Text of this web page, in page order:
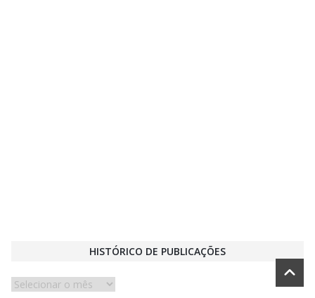
HISTÓRICO DE PUBLICAÇÕES
Histórico